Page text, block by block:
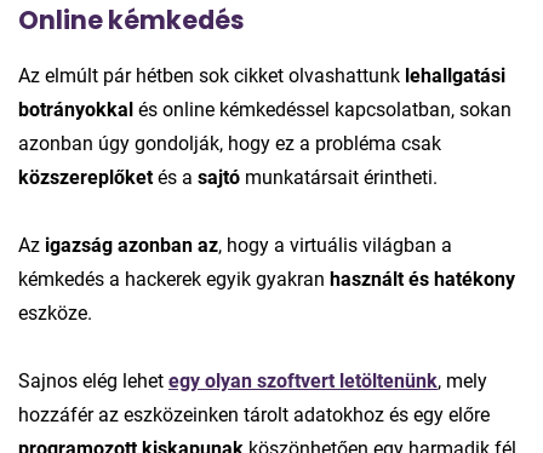
Online kémkedés
Az elmúlt pár hétben sok cikket olvashattunk lehallgatási
botrányokkal és online kémkedéssel kapcsolatban, sokan
azonban úgy gondolják, hogy ez a probléma csak
közszereplőketés a sajtó munkatársait érintheti.
Az igazság azonban az, hogy a virtuális világban a
kémkedés a hackerek egyik gyakran használt és hatékony
eszköze.
Sajnos elég lehet egy olyan szoftvert letöltenünk, mely
hozzáfér az eszközeinken tárolt adatokhoz és egy előre